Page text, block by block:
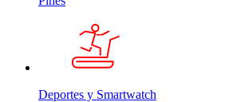
Deportes y Smartwatch